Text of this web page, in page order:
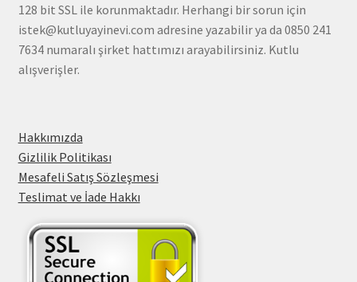
128 bit SSL ile korunmaktadır. Herhangi bir sorun için
istek@kutluyayinevi.com adresine yazabilir ya da 0850 241
7634 numaralı şirket hattımızı arayabilirsiniz. Kutlu
alışverişler.
Hakkımızda
Gizlilik Politikası
Mesafeli Satış Sözleşmesi
Teslimat ve İade Hakkı